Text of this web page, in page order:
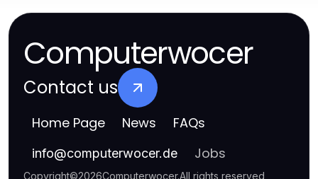
Computerwocer
Contact us
Home Page News FAQs
info@computerwocer.de Jobs
Copyright©2026Computerwocer.All rights reserved